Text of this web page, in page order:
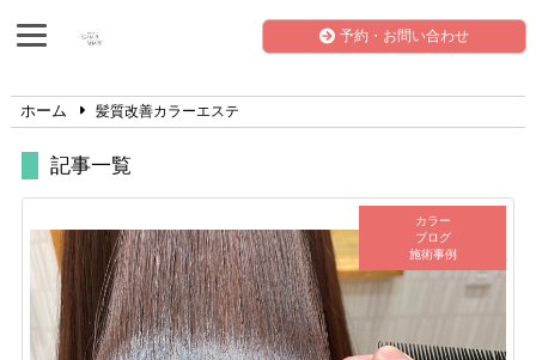
予約・お問い合わせ
ホーム 髪質改善カラーエステ
記事一覧
カラー
ブログ
施術事例